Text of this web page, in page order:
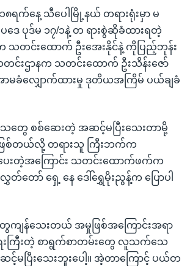
ရက်နေ့ သီပေါမြို့နယ် တရားရုံးမှာ မ
ေ ပုဒ်မ ၁၇/၁နဲ့ တ ရားစွဲဆိုခံထားရတဲ့
သတင်းထောက် ဦးအေးနိုင်နဲ့ ကိုပြည့်ဘုန်း
တင်းဌာနက သတင်းထောက် ဦးသိန်းဇော်
မခံလျှောက်ထားမှု ဒုတိယအကြိမ် ပယ်ချခံ
တွေ စစ်ဆေးတဲ့ အဆင့်မပြီးသေးတာမို့
ြစ်တယ်လို့ တရားသူ ကြီးဘက်က
ပေးတဲ့အကြောင်း သတင်းထောက်ဖက်က
တ်တော် ရှေ့ နေ ဒေါ်ရွှေမိုးညွန့်က ပြောပါ
ျန်သေးတယ် အမှုဖြစ်အကြောင်းအရာ
ကြီးတဲ့ စာရွက်စာတမ်းတွေ လူသက်သေ
ပြီးသေးဘူးပေါ့။ အဲ့တာကြောင့် ပယ်တ